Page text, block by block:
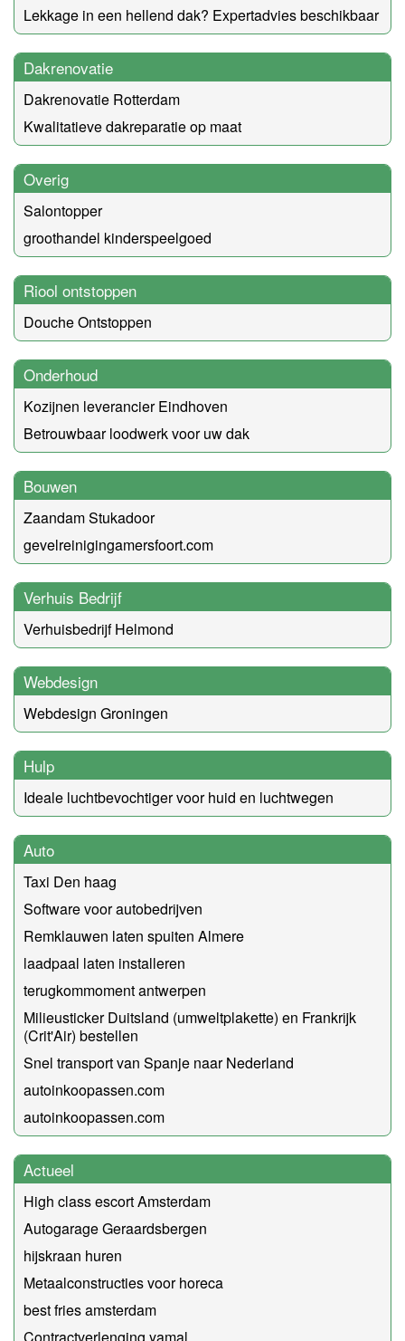
Lekkage in een hellend dak? Expertadvies beschikbaar
Dakrenovatie
Dakrenovatie Rotterdam
Kwalitatieve dakreparatie op maat
Overig
Salontopper
groothandel kinderspeelgoed
Riool ontstoppen
Douche Ontstoppen
Onderhoud
Kozijnen leverancier Eindhoven
Betrouwbaar loodwerk voor uw dak
Bouwen
Zaandam Stukadoor
gevelreinigingamersfoort.com
Verhuis Bedrijf
Verhuisbedrijf Helmond
Webdesign
Webdesign Groningen
Hulp
Ideale luchtbevochtiger voor huid en luchtwegen
Auto
Taxi Den haag
Software voor autobedrijven
Remklauwen laten spuiten Almere
laadpaal laten installeren
terugkommoment antwerpen
Milieusticker Duitsland (umweltplakette) en Frankrijk
(Crit'Air) bestellen
Snel transport van Spanje naar Nederland
autoinkoopassen.com
autoinkoopassen.com
Actueel
High class escort Amsterdam
Autogarage Geraardsbergen
hijskraan huren
Metaalconstructies voor horeca
best fries amsterdam